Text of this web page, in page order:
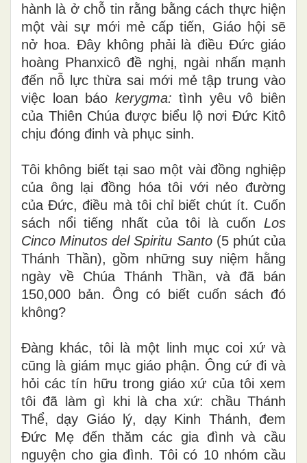
hành là ở chỗ tin rằng bằng cách thực hiện
một vài sự mới mẻ cấp tiến, Giáo hội sẽ
nở hoa. Đây không phải là điều Đức giáo
hoàng Phanxicô đề nghị, ngài nhấn mạnh
đến nỗ lực thừa sai mới mẻ tập trung vào
việc loan báo kerygma:tình yêu vô biên
của Thiên Chúa được biểu lộ nơi Đức Kitô
chịu đóng đinh và phục sinh.
Tôi không biết tại sao một vài đồng nghiệp
của ông lại đồng hóa tôi với nẻo đường
của Đức, điều mà tôi chỉ biết chút ít. Cuốn
sách nổi tiếng nhất của tôi là cuốn Los
Cinco Minutos del Spiritu Santo(5 phút của
Thánh Thần), gồm những suy niệm hằng
ngày về Chúa Thánh Thần, và đã bán
150,000 bản. Ông có biết cuốn sách đó
không?
Đàng khác, tôi là một linh mục coi xứ và
cũng là giám mục giáo phận. Ông cứ đi và
hỏi các tín hữu trong giáo xứ của tôi xem
tôi đã làm gì khi là cha xứ: chầu Thánh
Thể, dạy Giáo lý, dạy Kinh Thánh, đem
Đức Mẹ đến thăm các gia đình và cầu
nguyện cho gia đình. Tôi có 10 nhóm cầu